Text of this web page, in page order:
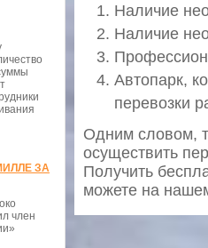
ЗА
член
Наличие
Наличие
Автопарк,
перевозки
Одним словом,
осуществить
Получить
можете на